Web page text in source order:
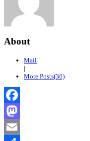
About
Mail
|
More Posts(36)
Facebook
Mastodon